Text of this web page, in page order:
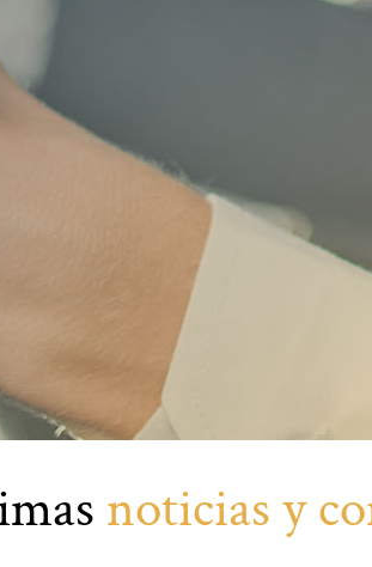
noticias y